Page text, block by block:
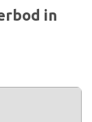
in